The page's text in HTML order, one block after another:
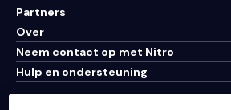
Partners
Over
Neem contact op met Nitro
Hulp en ondersteuning